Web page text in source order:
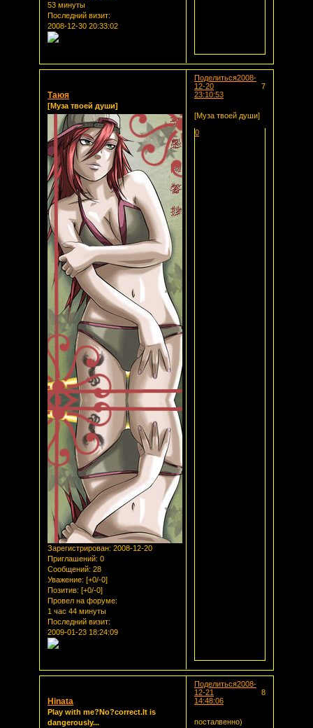
53 минуты
Последний визит:
2008-12-30 20:33:02
Поделиться
7
2008-
12-20
23:10:53
Таюя
[Муза твоей души]
Зарегистрирован: 2008-12-20
Приглашений: 0
Сообщений: 28
Уважение: [+0/-0]
Позитив: [+0/-0]
Провел на форуме:
1 час 44 минуты
Последний визит:
2009-01-23 18:24:09
[Муза твоей души]
0
Поделиться
8
2008-
12-21
14:48:06
Hinata
Play with me?No?correct.It is
dangerously...
посталвенно)